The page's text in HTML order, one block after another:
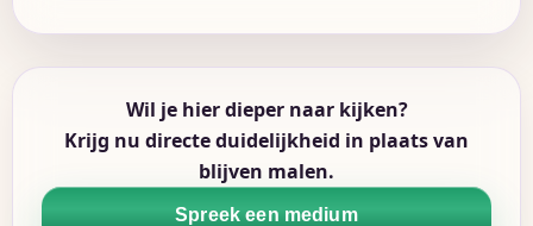
Wil je hier dieper naar kijken?
Krijg nu directe duidelijkheid in plaats van
blijven malen.
Spreek een medium